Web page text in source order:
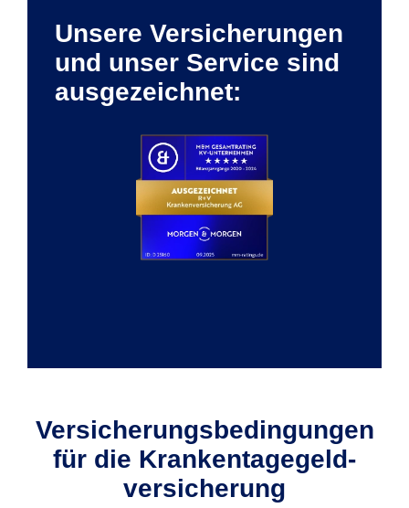
Unsere Versicherungen
und unser Service sind
ausgezeichnet:
Versicherungs­bedingungen
für die Krankentagegeld­
versicherung